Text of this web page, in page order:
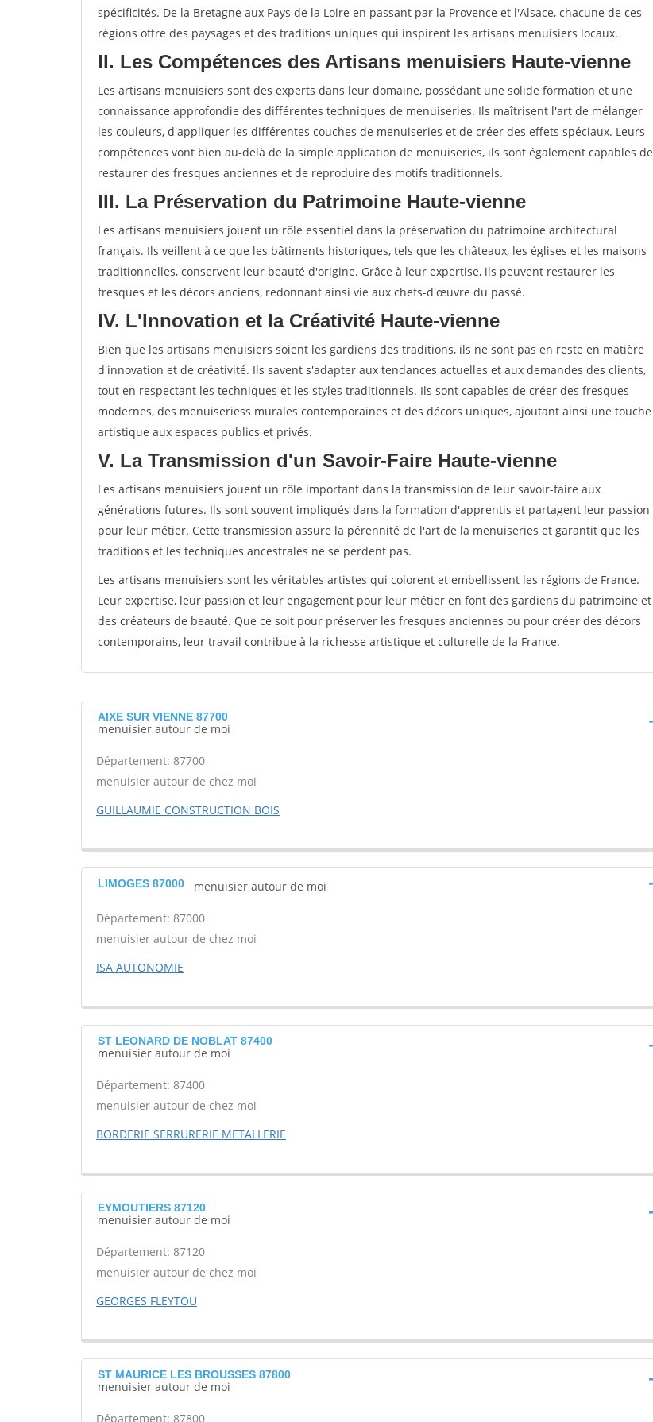
spécificités. De la Bretagne aux Pays de la Loire en passant par la Provence et l'Alsace, chacune de ces
régions offre des paysages et des traditions uniques qui inspirent les artisans menuisiers locaux.
II. Les Compétences des Artisans menuisiers Haute-vienne
Les artisans menuisiers sont des experts dans leur domaine, possédant une solide formation et une
connaissance approfondie des différentes techniques de menuiseries. Ils maîtrisent l'art de mélanger
les couleurs, d'appliquer les différentes couches de menuiseries et de créer des effets spéciaux. Leurs
compétences vont bien au-delà de la simple application de menuiseries, ils sont également capables de
restaurer des fresques anciennes et de reproduire des motifs traditionnels.
III. La Préservation du Patrimoine Haute-vienne
Les artisans menuisiers jouent un rôle essentiel dans la préservation du patrimoine architectural
français. Ils veillent à ce que les bâtiments historiques, tels que les châteaux, les églises et les maisons
traditionnelles, conservent leur beauté d'origine. Grâce à leur expertise, ils peuvent restaurer les
fresques et les décors anciens, redonnant ainsi vie aux chefs-d'œuvre du passé.
IV. L'Innovation et la Créativité Haute-vienne
Bien que les artisans menuisiers soient les gardiens des traditions, ils ne sont pas en reste en matière
d'innovation et de créativité. Ils savent s'adapter aux tendances actuelles et aux demandes des clients,
tout en respectant les techniques et les styles traditionnels. Ils sont capables de créer des fresques
modernes, des menuiseriess murales contemporaines et des décors uniques, ajoutant ainsi une touche
artistique aux espaces publics et privés.
V. La Transmission d'un Savoir-Faire Haute-vienne
Les artisans menuisiers jouent un rôle important dans la transmission de leur savoir-faire aux
générations futures. Ils sont souvent impliqués dans la formation d'apprentis et partagent leur passion
pour leur métier. Cette transmission assure la pérennité de l'art de la menuiseries et garantit que les
traditions et les techniques ancestrales ne se perdent pas.
Les artisans menuisiers sont les véritables artistes qui colorent et embellissent les régions de France.
Leur expertise, leur passion et leur engagement pour leur métier en font des gardiens du patrimoine et
des créateurs de beauté. Que ce soit pour préserver les fresques anciennes ou pour créer des décors
contemporains, leur travail contribue à la richesse artistique et culturelle de la France.
AIXE SUR VIENNE 87700
menuisier autour de moi
Département: 87700
menuisier autour de chez moi
GUILLAUMIE CONSTRUCTION BOIS
LIMOGES 87000 menuisier autour de moi
Département: 87000
menuisier autour de chez moi
ISA AUTONOMIE
ST LEONARD DE NOBLAT 87400
menuisier autour de moi
Département: 87400
menuisier autour de chez moi
BORDERIE SERRURERIE METALLERIE
EYMOUTIERS 87120
menuisier autour de moi
Département: 87120
menuisier autour de chez moi
GEORGES FLEYTOU
ST MAURICE LES BROUSSES 87800
menuisier autour de moi
Département: 87800